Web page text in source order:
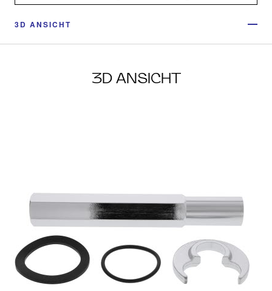
3D ANSICHT
3D ANSICHT